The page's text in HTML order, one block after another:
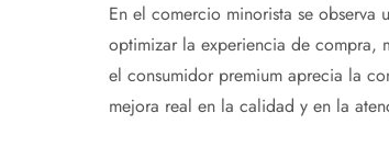
En el comercio minorista se
optimizar la experiencia de compra,
el consumidor premium aprecia la
mejora real en la calidad y en la